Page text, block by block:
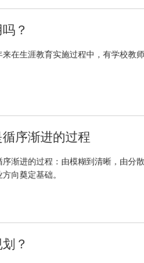
？
在生涯教育实施过程中，有学校教
序渐进的过程
渐进的过程：由模糊到清晰，由分
向奠定基础。
？